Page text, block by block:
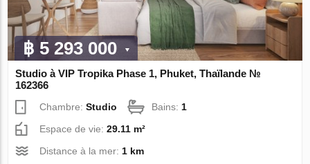
฿ 5 293 000
Studio à VIP Tropika Phase 1, Phuket, Thaïlande №
162366
Chambre:Studio Bains:1
Espace de vie:29.11 m²
Distance à la mer:1 km